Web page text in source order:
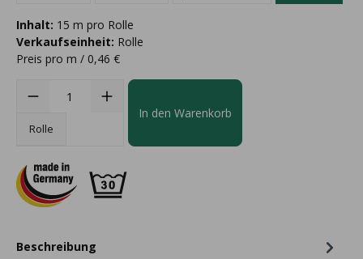
Inhalt: 15 m pro Rolle
Verkaufseinheit: Rolle
Preis pro m / 0,46 €
Rolle
In den Warenkorb
Beschreibung